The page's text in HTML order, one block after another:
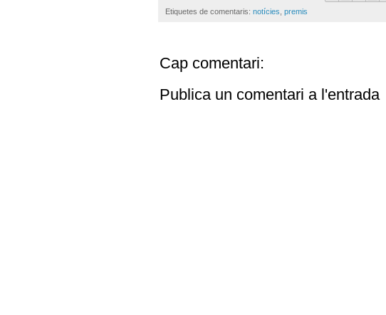
Etiquetes de comentaris: notícies premis
Cap comentari:
Publica un comentari a l'entrada